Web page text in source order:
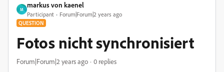
M
markus von kaenel
Participant Forum|Forum|2 years ago
QUESTION
Fotos nicht synchronisiert
Forum|Forum|2 years ago 0 replies